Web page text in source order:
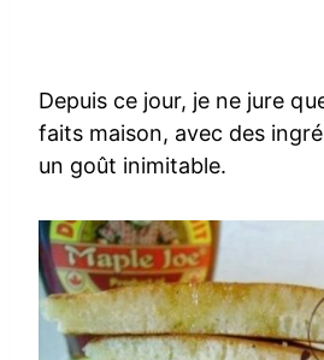
Depuis ce jour, je ne jure
faits maison, avec des
un goût inimitable.